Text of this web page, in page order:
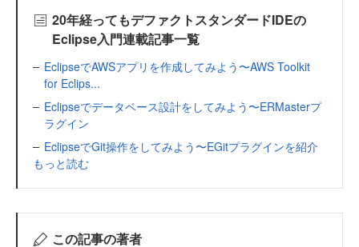
20年経ってもデファクトスタンダードIDEの
Eclipse入門連載記事一覧
EclipseでAWSアプリを作成してみよう〜AWS Toolkit
for Eclips...
Eclipseでデータベース設計をしてみよう〜ERMasterプ
ラグイン
EclipseでGit操作をしてみよう〜EGitプラグインを紹介
もっと読む
この記事の著者